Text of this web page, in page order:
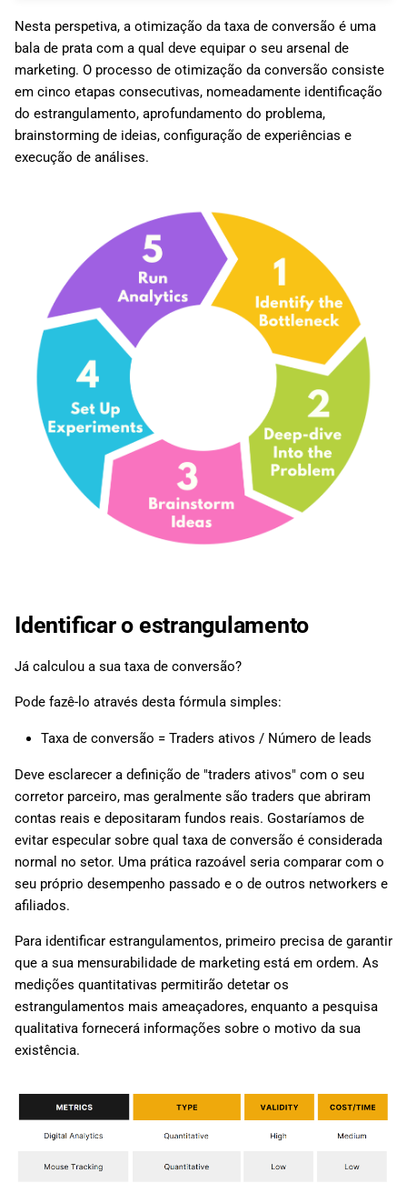
Nesta perspetiva, a otimização da taxa de conversão é uma
bala de prata com a qual deve equipar o seu arsenal de
marketing. O processo de otimização da conversão consiste
em cinco etapas consecutivas, nomeadamente identificação
do estrangulamento, aprofundamento do problema,
brainstorming de ideias, configuração de experiências e
execução de análises.
Identificar o estrangulamento
Já calculou a sua taxa de conversão?
Pode fazê-lo através desta fórmula simples:
Taxa de conversão = Traders ativos / Número de leads
Deve esclarecer a definição de "traders ativos" com o seu
corretor parceiro, mas geralmente são traders que abriram
contas reais e depositaram fundos reais. Gostaríamos de
evitar especular sobre qual taxa de conversão é considerada
normal no setor. Uma prática razoável seria comparar com o
seu próprio desempenho passado e o de outros networkers e
afiliados.
Para identificar estrangulamentos, primeiro precisa de garantir
que a sua mensurabilidade de marketing está em ordem. As
medições quantitativas permitirão detetar os
estrangulamentos mais ameaçadores, enquanto a pesquisa
qualitativa fornecerá informações sobre o motivo da sua
existência.